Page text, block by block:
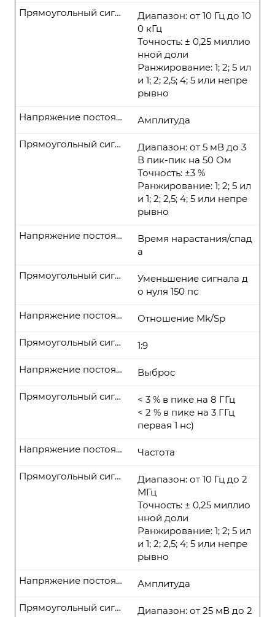
Диапазон: от 10 Гц до 10
0 кГц
Точность: ± 0,25 миллио
нной доли
Ранжирование: 1; 2; 5 ил
и 1; 2; 2,5; 4; 5 или непре
рывно
Прямоугольный сигнал
Амплитуда
Напряжение постоянного тока
Диапазон: от 5 мВ до 3
В пик-пик на 50 Ом
Точность: ±3 %
Ранжирование: 1; 2; 5 ил
и 1; 2; 2,5; 4; 5 или непре
рывно
Прямоугольный сигнал
Время нарастания/спад
а
Напряжение постоянного тока
Уменьшение сигнала д
о нуля 150 пс
Прямоугольный сигнал
Отношение Mk/Sp
Напряжение постоянного тока
1:9
Прямоугольный сигнал
Выброс
Напряжение постоянного тока
< 3 % в пике на 8 ГГц
< 2 % в пике на 3 ГГц
первая 1 нс)
Прямоугольный сигнал
Частота
Напряжение постоянного тока
Диапазон: от 10 Гц до 2
МГц
Точность: ± 0,25 миллио
нной доли
Ранжирование: 1; 2; 5 ил
и 1; 2; 2,5; 4; 5 или непре
рывно
Прямоугольный сигнал
Амплитуда
Напряжение постоянного тока
Диапазон: от 25 мВ до 2
Прямоугольный сигнал